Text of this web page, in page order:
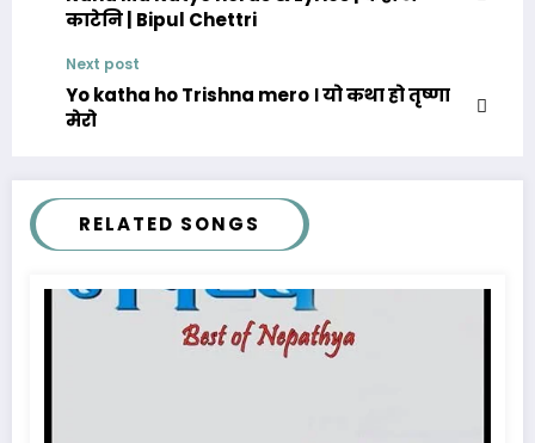
काटेनि | Bipul Chettri
Next post
Yo katha ho Trishna mero । यो कथा हो तृष्णा
मेरो
RELATED SONGS